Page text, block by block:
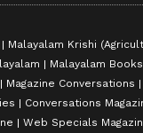
Malayalam Krishi
Malayalam Books
Magazine Conversations
Conversations
Web Specials